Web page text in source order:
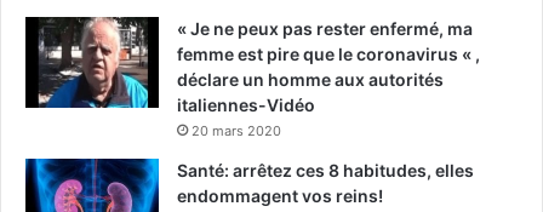
« Je ne peux pas rester enfermé, ma
femme est pire que le coronavirus « ,
déclare un homme aux autorités
italiennes-Vidéo
20 mars 2020
Santé: arrêtez ces 8 habitudes, elles
endommagent vos reins!